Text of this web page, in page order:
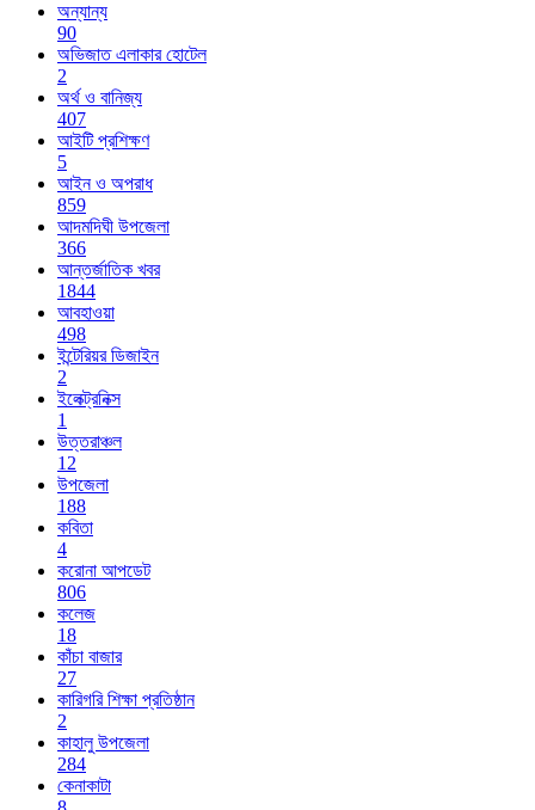
অন্যান্য
90
অভিজাত এলাকার হোটেল
2
অর্থ ও বানিজ্য
407
আইটি প্রশিক্ষণ
5
আইন ও অপরাধ
859
আদমদিঘী উপজেলা
366
আন্তর্জাতিক খবর
1844
আবহাওয়া
498
ইন্টেরিয়র ডিজাইন
2
ইলেক্ট্রনিক্স
1
উত্তরাঞ্চল
12
উপজেলা
188
কবিতা
4
করোনা আপডেট
806
কলেজ
18
কাঁচা বাজার
27
কারিগরি শিক্ষা প্রতিষ্ঠান
2
কাহালু উপজেলা
284
কেনাকাটা